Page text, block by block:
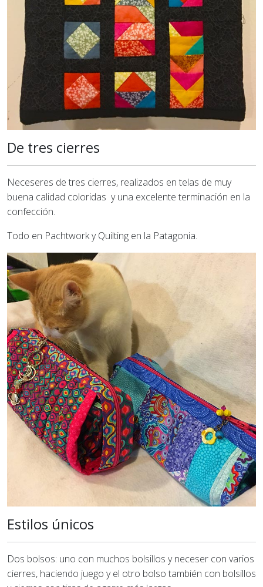
De tres cierres
Neceseres de tres cierres, realizados en telas de muy
buena calidad coloridas y una excelente terminación en la
confección.
Todo en Pachtwork y Quilting en la Patagonia.
Estilos únicos
Dos bolsos: uno con muchos bolsillos y neceser con varios
cierres, haciendo juego y el otro bolso también con bolsillos